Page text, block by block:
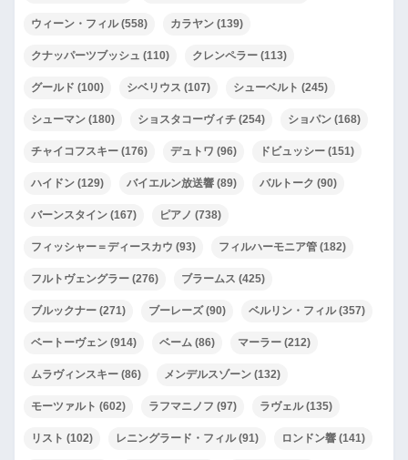
ウィーン・フィル(558) カラヤン (139)
クナッパーツブッシュ (110) クレンペラー (113)
グールド (100) シベリウス (107) シューベルト (245)
シューマン (180) ショスタコーヴィチ (254) ショパン (168)
チャイコフスキー (176) デュトワ (96) ドビュッシー (151)
ハイドン (129) バイエルン放送響 (89) バルトーク (90)
バーンスタイン (167) ピアノ (738)
フィッシャー＝ディースカウ (93) フィルハーモニア管 (182)
フルトヴェングラー (276) ブラームス (425)
ブルックナー (271) ブーレーズ(90) ベルリン・フィル(357)
ベートーヴェン (914) ベーム (86) マーラー (212)
ムラヴィンスキー (86) メンデルスゾーン (132)
モーツァルト (602) ラフマニノフ (97) ラヴェル(135)
リスト (102) レニングラード・フィル(91) ロンドン響 (141)